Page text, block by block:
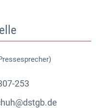
Handschuh
253